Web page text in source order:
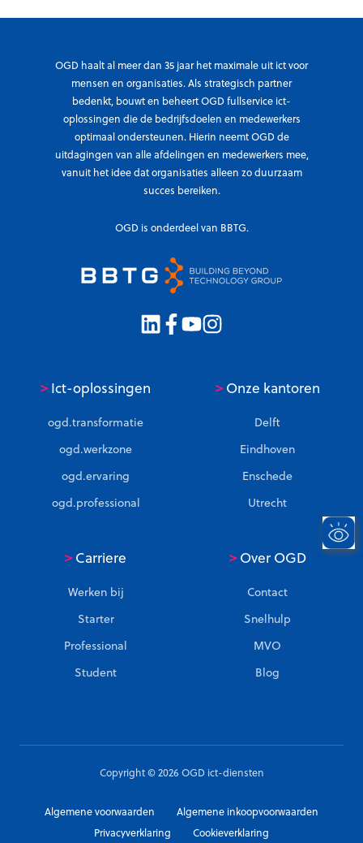
OGD haalt al meer dan 35 jaar het maximale uit ict voor
mensen en organisaties. Als strategisch partner
bedenkt, bouwt en beheert OGD fullservice ict-
oplossingen die de bedrijfsdoelen en medewerkers
optimaal ondersteunen. Hierin neemt OGD de
uitdagingen van alle afdelingen en medewerkers mee,
vanuit het idee dat organisaties alleen zo duurzaam
succes bereiken.
OGD is onderdeel van BBTG.
>Ict-oplossingen
ogd.transformatie
ogd.werkzone
ogd.ervaring
ogd.professional
>Onze kantoren
Delft
Eindhoven
Enschede
Utrecht
>Carriere
Werken bij
Starter
Professional
Student
>Over OGD
Contact
Snelhulp
MVO
Blog
Copyright © 2026 OGD ict-diensten
Algemene voorwaarden
Algemene inkoopvoorwaarden
Privacyverklaring
Cookieverklaring